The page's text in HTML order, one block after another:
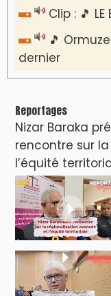
Clip : 🎵 LE
🎵
dernier
Reportages
Nizar Baraka
rencontre sur
l’équité